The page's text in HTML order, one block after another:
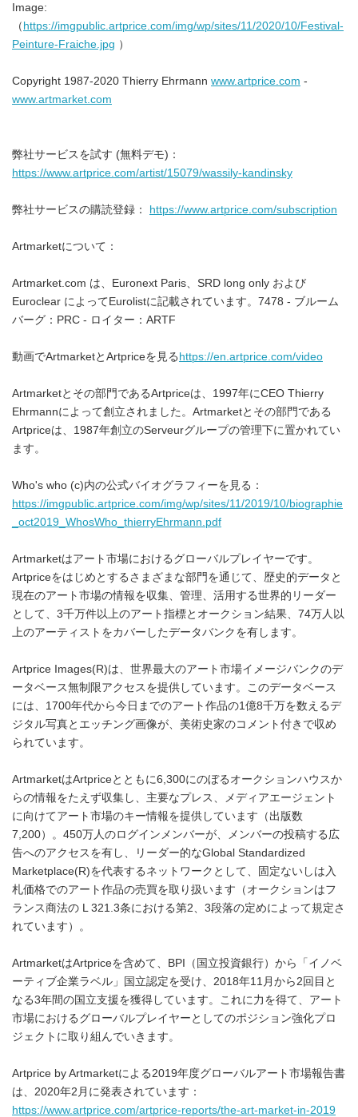
Image:
（ https://imgpublic.artprice.com/img/wp/sites/11/2020/10/Festival-
Peinture-Fraiche.jpg ）
Copyright 1987-2020 Thierry Ehrmann www.artprice.com -
www.artmarket.com
弊社サービスを試す (無料デモ)：
https://www.artprice.com/artist/15079/wassily-kandinsky
弊社サービスの購読登録： https://www.artprice.com/subscription
Artmarketについて：
Artmarket.com は、Euronext Paris、SRD long only および
Euroclear によってEurolistに記載されています。7478 - ブルーム
バーグ：PRC - ロイター：ARTF
動画でArtmarketとArtpriceを見る https://en.artprice.com/video
Artmarketとその部門であるArtpriceは、1997年にCEO Thierry
Ehrmannによって創立されました。Artmarketとその部門である
Artpriceは、1987年創立のServeurグループの管理下に置かれてい
ます。
Who's who (c)内の公式バイオグラフィーを見る：
https://imgpublic.artprice.com/img/wp/sites/11/2019/10/biographie
_oct2019_WhosWho_thierryEhrmann.pdf
Artmarketはアート市場におけるグローバルプレイヤーです。
Artpriceをはじめとするさまざまな部門を通じて、歴史的データと
現在のアート市場の情報を収集、管理、活用する世界的リーダー
として、3千万件以上のアート指標とオークション結果、74万人以
上のアーティストをカバーしたデータバンクを有します。
Artprice Images(R)は、世界最大のアート市場イメージバンクのデ
ータベース無制限アクセスを提供しています。このデータベース
には、1700年代から今日までのアート作品の1億8千万を数えるデ
ジタル写真とエッチング画像が、美術史家のコメント付きで収め
られています。
ArtmarketはArtpriceとともに6,300にのぼるオークションハウスか
らの情報をたえず収集し、主要なプレス、メディアエージェント
に向けてアート市場のキー情報を提供しています（出版数
7,200）。450万人のログインメンバーが、メンバーの投稿する広
告へのアクセスを有し、リーダー的なGlobal Standardized
Marketplace(R)を代表するネットワークとして、固定ないしは入
札価格でのアート作品の売買を取り扱います（オークションはフ
ランス商法の L 321.3条における第2、3段落の定めによって規定さ
れています）。
ArtmarketはArtpriceを含めて、BPI（国立投資銀行）から「イノベ
ーティブ企業ラベル」国立認定を受け、2018年11月から2回目と
なる3年間の国立支援を獲得しています。これに力を得て、アート
市場におけるグローバルプレイヤーとしてのポジション強化プロ
ジェクトに取り組んでいきます。
Artprice by Artmarketによる2019年度グローバルアート市場報告書
は、2020年2月に発表されています：
https://www.artprice.com/artprice-reports/the-art-market-in-2019